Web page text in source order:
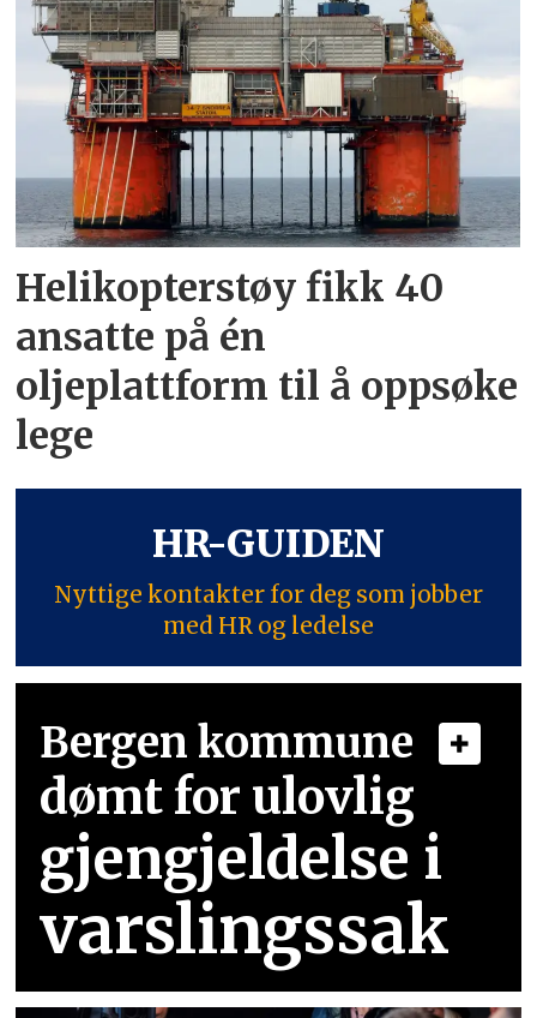
Helikopterstøy fikk 40
ansatte på én
oljeplattform til å oppsøke
lege
HR-GUIDEN
Nyttige kontakter for deg som jobber
med HR og ledelse
Bergen kommune
dømt for ulovlig
gjengjeldelse i
varslingssak